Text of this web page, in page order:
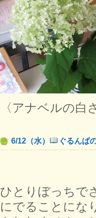
〈アナベルの白
6/12（水） ぐるんぱ
ひとりぼっちで
にでることにな